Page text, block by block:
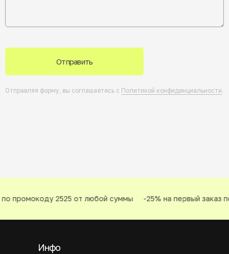
Отправить
Отправляя форму, вы соглашаетесь с Политикой конфиденциальности.
промокоду 2525 от любой суммы -25% на первый заказ
Инфо